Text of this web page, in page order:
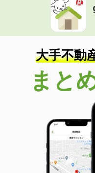
価 格
住 所
専有面積
間取り
2K
長野県松本市大手１丁目
価 格
間取り
長野県長野市伊勢宮３
価 格
大手不動
まと